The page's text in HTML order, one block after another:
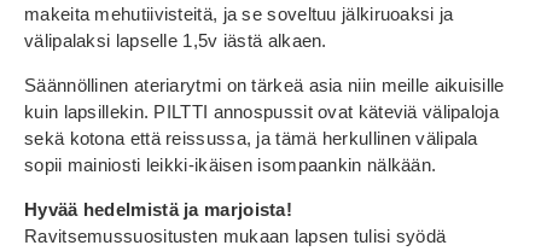
makeita mehutiivisteitä, ja se soveltuu jälkiruoaksi ja
välipalaksi lapselle 1,5v iästä alkaen.
Säännöllinen ateriarytmi on tärkeä asia niin meille aikuisille
kuin lapsillekin. PILTTI annospussit ovat käteviä välipaloja
sekä kotona että reissussa, ja tämä herkullinen välipala
sopii mainiosti leikki-ikäisen isompaankin nälkään.
Hyvää hedelmistä ja marjoista!
Ravitsemussuositusten mukaan lapsen tulisi syödä